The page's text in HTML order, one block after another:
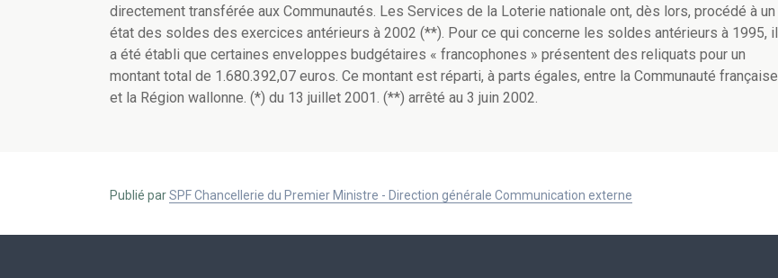
directement transférée aux Communautés. Les Services de la Loterie nationale ont, dès lors, procédé à un
état des soldes des exercices antérieurs à 2002 (**). Pour ce qui concerne les soldes antérieurs à 1995, il
a été établi que certaines enveloppes budgétaires « francophones » présentent des reliquats pour un
montant total de 1.680.392,07 euros. Ce montant est réparti, à parts égales, entre la Communauté française
et la Région wallonne. (*) du 13 juillet 2001. (**) arrêté au 3 juin 2002.
Publié parSPF Chancellerie du Premier Ministre - Direction générale Communication externe